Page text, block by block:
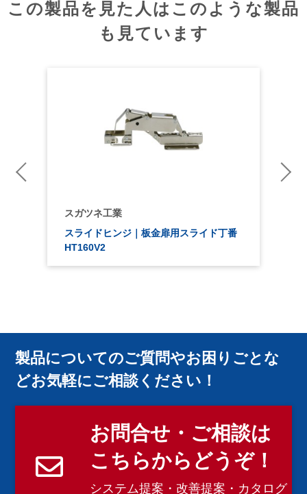
この製品を見た人はこのような製品
も見ています
スガツネ工業
スライドヒンジ｜板金扉用スライド丁番
HT160V2
製品についてのご質問やお困りごとな
どお気軽にご相談ください！
お問合せ・ご相談は
こちらからどうぞ！
システム提案・改善提案・カタログ